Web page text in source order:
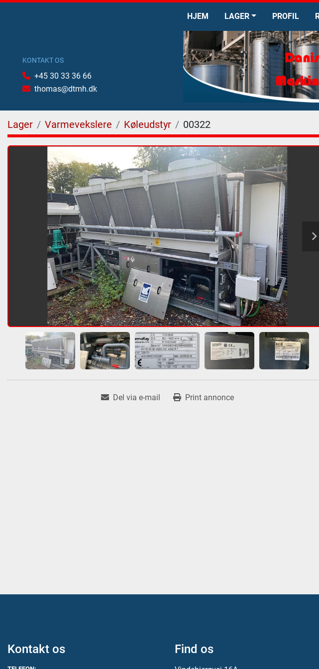
HJEM LAGER PROFIL
KONTAKT OS
+45 30 33 36 66
thomas@dtmh.dk
Lager Varmevekslere Køleudstyr 00322
Del via e-mail Print annonce
Kontakt os Find os